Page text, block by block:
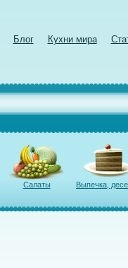
Блог Кухни мира
Салаты Выпечка,